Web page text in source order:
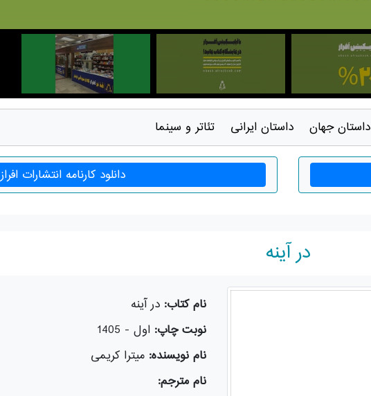
داستان جهان داستان ايرانی تئاتر و سينما
دانلود کارنامه انتشارات افراز
در آینه
نام کتاب:در آینه
نوبت چاپ:اول - 1405
نام نویسنده:میترا کریمی
نام مترجم: